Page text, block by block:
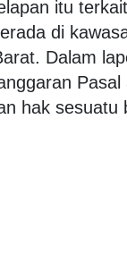
itu
di
Dalam
Pasal
hak sesuatu